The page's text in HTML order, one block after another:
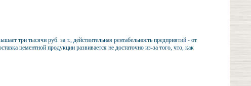
три тысячи руб. за т., действительная рентабельность предприятий - от
цементной продукции развивается не достаточно из-за того, что, как